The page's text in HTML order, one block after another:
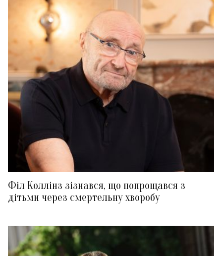
Філ Коллінз зізнався, що попрощався з
дітьми через смертельну хворобу